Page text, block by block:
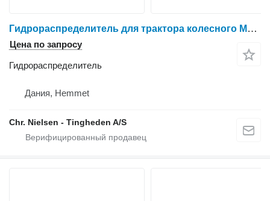
Гидрораспределитель для трактора колесного Massey Ferguson 6180
Цена по запросу
Гидрораспределитель
Дания, Hemmet
Chr. Nielsen - Tingheden A/S